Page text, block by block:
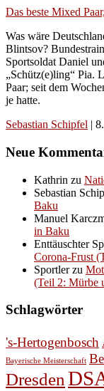
Das beste Mixed
Was wäre
Blintsov?
Sportsoldat Daniel
„Schütz(e)ling“ Pia.
Paar; seit dem
je hatte.
Sebastian Schipfel |
Neue
Kathrin zu
Sebastian
Baku
Manuel
in Baku
Enttäuschter
Corona-Frust
Sportlerzu
(Teil 2: Mürbe
Schlagwörter
's-Hertogenbosch
Bayerische Meisterschaft
Dresden